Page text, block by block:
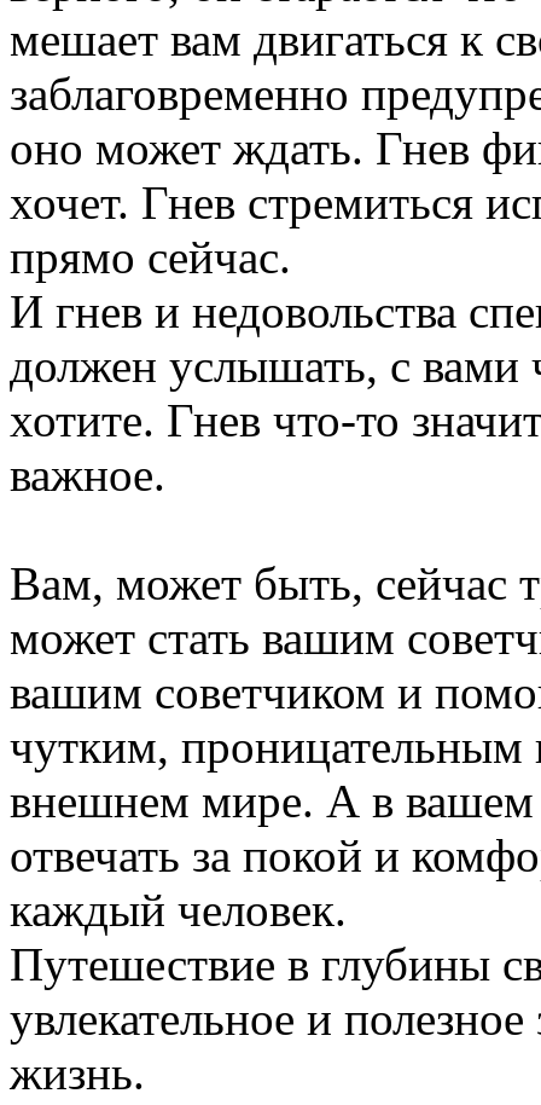
мешает вам двигаться к
заблаговременно
оно может ждать. Гнев
хочет. Гнев стремиться
прямо сейчас.
И гнев и недовольства
должен услышать, с вами
хотите. Гнев что-то
важное.
Вам, может быть, сейчас
может стать вашим
вашим советчиком и
чутким,
внешнем мире. А в
отвечать за покой и
каждый человек.
Путешествие в глубины
увлекательное и
жизнь.